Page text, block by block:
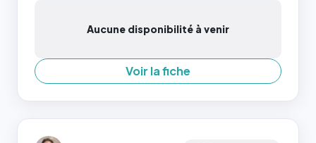
Aucune disponibilité à venir
Voir la fiche